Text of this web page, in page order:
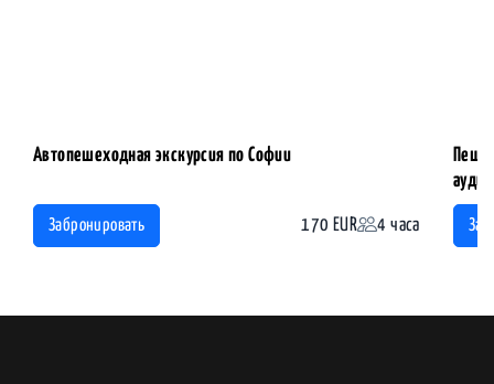
Автопешеходная экскурсия по Софии
Забронировать 170 EUR 4 часа